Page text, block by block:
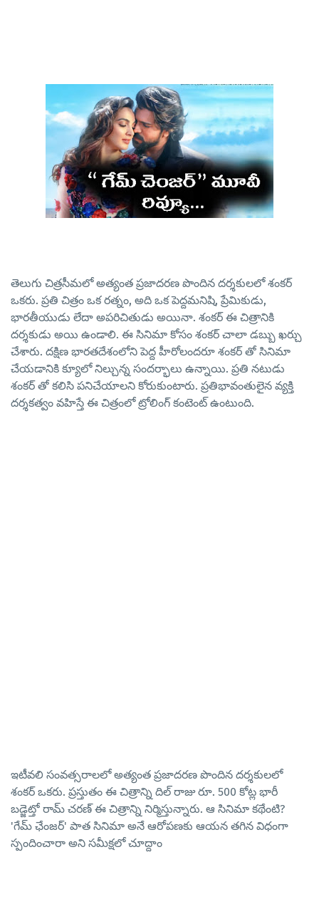
తెలుగు చిత్రసీమలో అత్యంత ప్రజాదరణ పొందిన దర్శకులలో శంకర్
ఒకరు. ప్రతి చిత్రం ఒక రత్నం, అది ఒక పెద్దమనిషి, ప్రేమికుడు,
భారతీయుడు లేదా అపరిచితుడు అయినా. శంకర్ ఈ చిత్రానికి
దర్శకుడు అయి ఉండాలి. ఈ సినిమా కోసం శంకర్ చాలా డబ్బు ఖర్చు
చేశారు. దక్షిణ భారతదేశంలోని పెద్ద హీరోలందరూ శంకర్ తో సినిమా
చేయడానికి క్యూలో నిల్చున్న సందర్భాలు ఉన్నాయి. ప్రతి నటుడు
శంకర్ తో కలిసి పనిచేయాలని కోరుకుంటారు. ప్రతిభావంతులైన వ్యక్తి
దర్శకత్వం వహిస్తే ఈ చిత్రంలో ట్రోలింగ్ కంటెంట్ ఉంటుంది.
ఇటీవలి సంవత్సరాలలో అత్యంత ప్రజాదరణ పొందిన దర్శకులలో
శంకర్ ఒకరు. ప్రస్తుతం ఈ చిత్రాన్ని దిల్ రాజు రూ. 500 కోట్ల భారీ
బడ్జెట్తో రామ్ చరణ్ ఈ చిత్రాన్ని నిర్మిస్తున్నారు. ఆ సినిమా కథేంటి?
'గేమ్ ఛేంజర్' పాత సినిమా అనే ఆరోపణకు ఆయన తగిన విధంగా
స్పందించారా అని సమీక్షలో చూద్దాం